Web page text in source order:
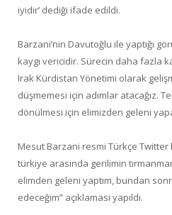
iyidir’ dediği ifade edildi.
Barzani’nin Davutoğlu ile yaptığı
kaygı vericidir. Sürecin daha fazla
Irak Kürdistan Yönetimi olarak
düşmemesi için adımlar atacağız.
dönülmesi için elimizden geleni
Mesut Barzani resmi Türkçe Twitter
türkiye arasında gerilimin
elimden geleni yaptım, bundan
edeceğim” açıklaması yapıldı.